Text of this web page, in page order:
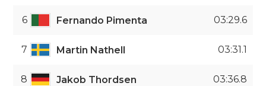
6 Fernando Pimenta 03:29.6
7 Martin Nathell 03:31.1
8 Jakob Thordsen 03:36.8